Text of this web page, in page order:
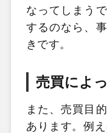
なってしまう
するのなら、
きです。
売買によ
また、売買目
あります。例